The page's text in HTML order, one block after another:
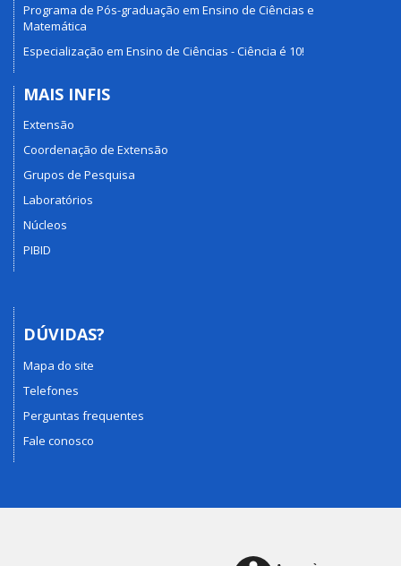
Programa de Pós-graduação em Ensino de Ciências e
Matemática
Especialização em Ensino de Ciências - Ciência é 10!
MAIS INFIS
Extensão
Coordenação de Extensão
Grupos de Pesquisa
Laboratórios
Núcleos
PIBID
DÚVIDAS?
Mapa do site
Telefones
Perguntas frequentes
Fale conosco